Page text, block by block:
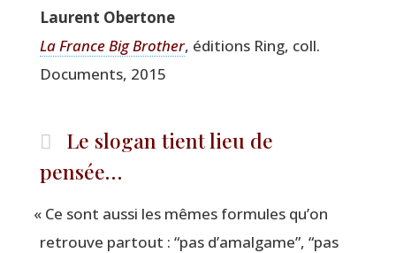
Laurent Ober­tone
La France Big Bro­ther, édi­tions Ring, coll.
Docu­ments, 2015
Le slogan tient lieu de
pensée…
« Ce sont aus­si les mêmes for­mules qu’on
retrouve par­tout : “pas d’amalgame”, “pas